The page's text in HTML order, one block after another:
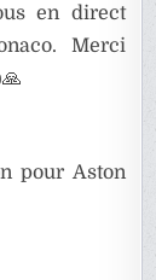
en direct
Merci
pour Aston